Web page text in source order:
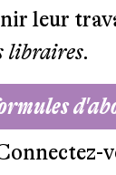
leur
libraires.